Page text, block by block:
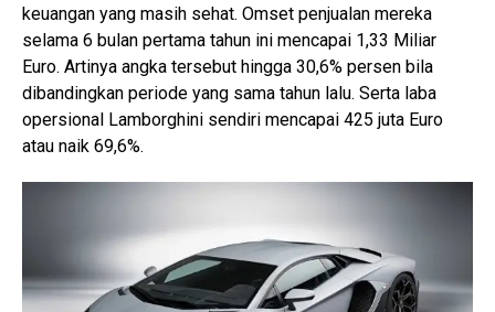
keuangan yang masih sehat. Omset penjualan mereka
selama 6 bulan pertama tahun ini mencapai 1,33 Miliar
Euro. Artinya angka tersebut hingga 30,6% persen bila
dibandingkan periode yang sama tahun lalu. Serta laba
opersional Lamborghini sendiri mencapai 425 juta Euro
atau naik 69,6%.